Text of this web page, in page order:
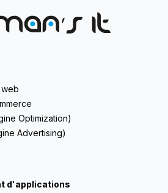
Optimization)
Advertising)
d'applications